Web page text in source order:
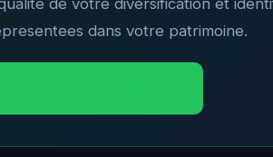
de votre diversification et
dans votre patrimoine.